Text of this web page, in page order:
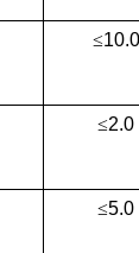
≤10.0
≤2.0
≤5.0